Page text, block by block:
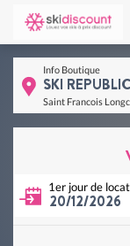
Info Boutique
SKI
Saint Francois
20/12/2026
1er jour de